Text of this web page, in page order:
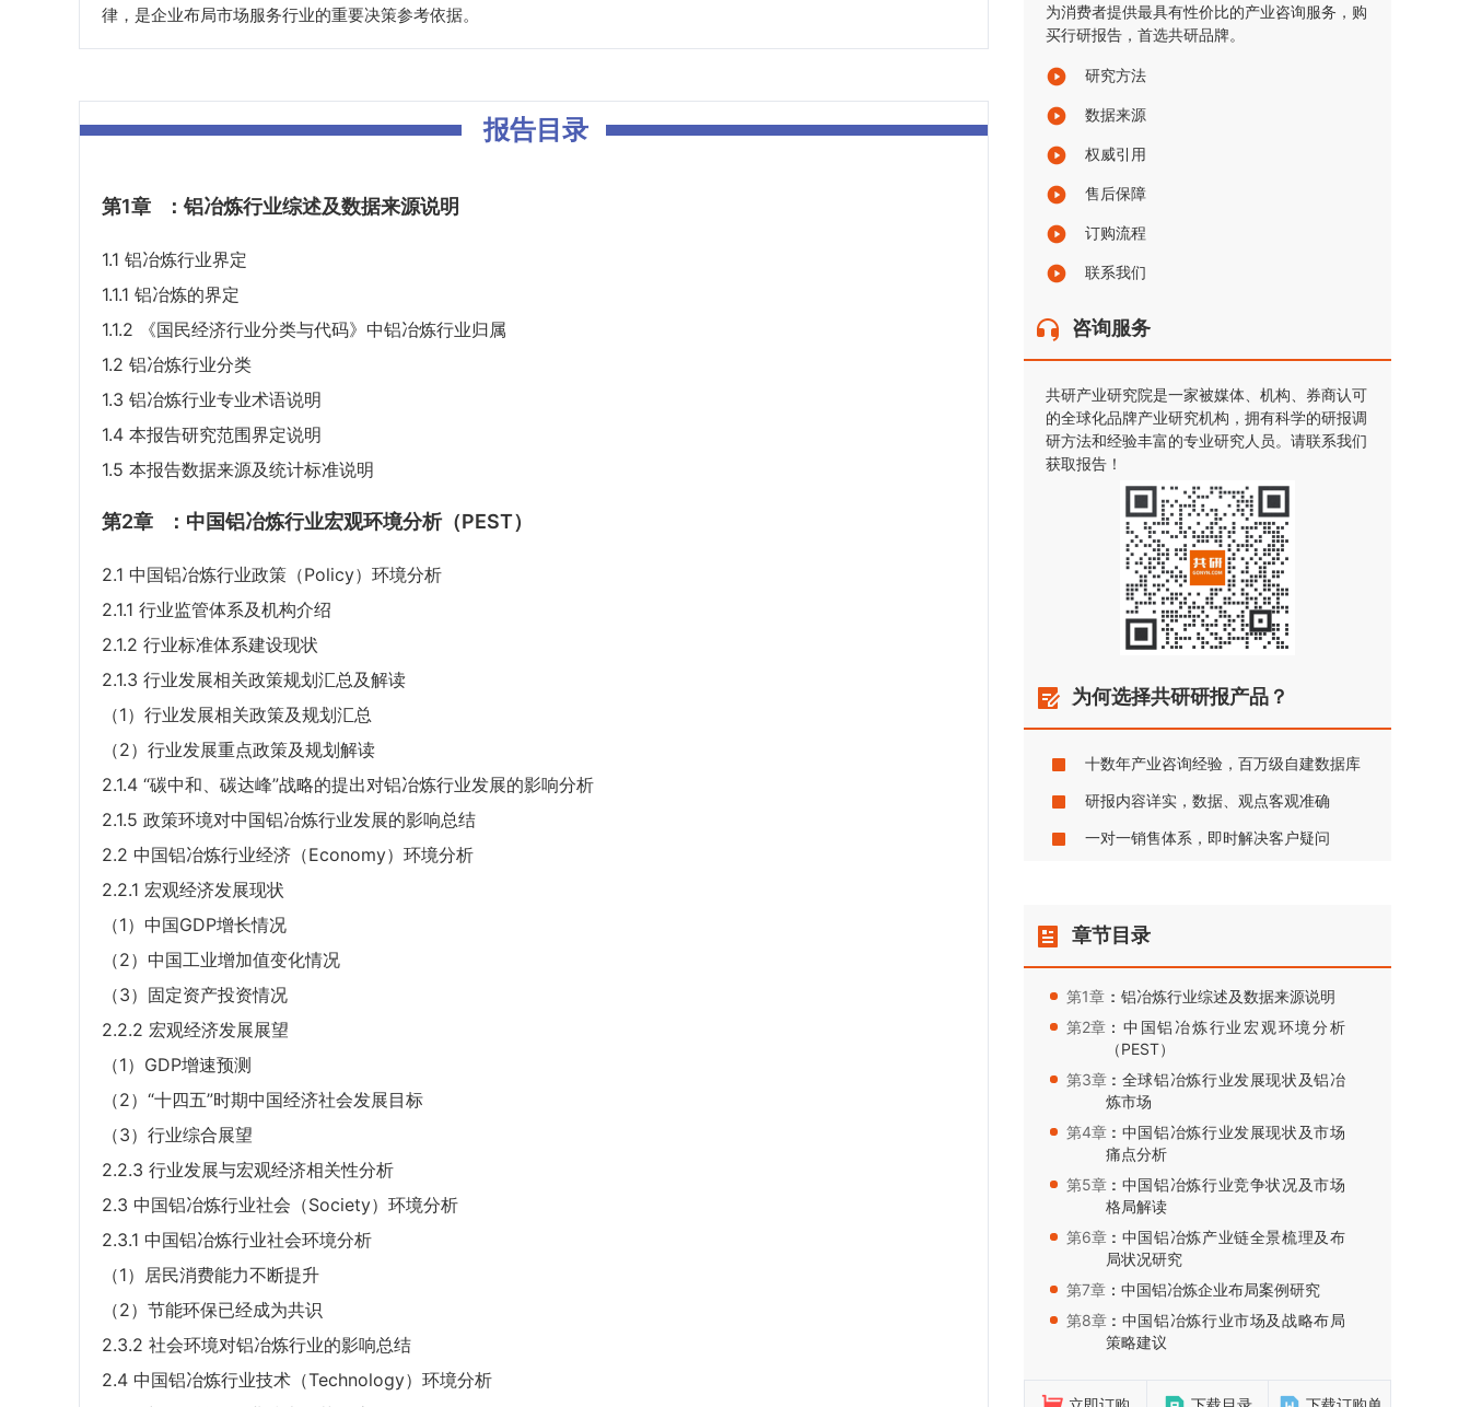
律，是企业布局市场服务行业的重要决策参考依据。
报告目录
第1章 ：铝冶炼行业综述及数据来源说明
1.1 铝冶炼行业界定
1.1.1 铝冶炼的界定
1.1.2 《国民经济行业分类与代码》中铝冶炼行业归属
1.2 铝冶炼行业分类
1.3 铝冶炼行业专业术语说明
1.4 本报告研究范围界定说明
1.5 本报告数据来源及统计标准说明
第2章 ：中国铝冶炼行业宏观环境分析（PEST）
2.1 中国铝冶炼行业政策（Policy）环境分析
2.1.1 行业监管体系及机构介绍
2.1.2 行业标准体系建设现状
2.1.3 行业发展相关政策规划汇总及解读
（1）行业发展相关政策及规划汇总
（2）行业发展重点政策及规划解读
2.1.4 “碳中和、碳达峰”战略的提出对铝冶炼行业发展的影响分析
2.1.5 政策环境对中国铝冶炼行业发展的影响总结
2.2 中国铝冶炼行业经济（Economy）环境分析
2.2.1 宏观经济发展现状
（1）中国GDP增长情况
（2）中国工业增加值变化情况
（3）固定资产投资情况
2.2.2 宏观经济发展展望
（1）GDP增速预测
（2）“十四五”时期中国经济社会发展目标
（3）行业综合展望
2.2.3 行业发展与宏观经济相关性分析
2.3 中国铝冶炼行业社会（Society）环境分析
2.3.1 中国铝冶炼行业社会环境分析
（1）居民消费能力不断提升
（2）节能环保已经成为共识
2.3.2 社会环境对铝冶炼行业的影响总结
2.4 中国铝冶炼行业技术（Technology）环境分析
为消费者提供最具有性价比的产业咨询服务，购
买行研报告，首选共研品牌。
研究方法
数据来源
权威引用
售后保障
订购流程
联系我们
咨询服务
共研产业研究院是一家被媒体、机构、券商认可
的全球化品牌产业研究机构，拥有科学的研报调
研方法和经验丰富的专业研究人员。请联系我们
获取报告！
为何选择共研研报产品？
十数年产业咨询经验，百万级自建数据库
研报内容详实，数据、观点客观准确
一对一销售体系，即时解决客户疑问
章节目录
第1章：：铝冶炼行业综述及数据来源说明
第2章：：中国铝冶炼行业宏观环境分析
（PEST）
第3章：：全球铝冶炼行业发展现状及铝冶
炼市场
第4章：：中国铝冶炼行业发展现状及市场
痛点分析
第5章：：中国铝冶炼行业竞争状况及市场
格局解读
第6章：：中国铝冶炼产业链全景梳理及布
局状况研究
第7章：：中国铝冶炼企业布局案例研究
第8章：：中国铝冶炼行业市场及战略布局
策略建议